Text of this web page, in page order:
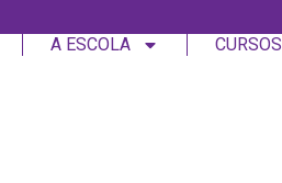
A ESCOLA CURSOS